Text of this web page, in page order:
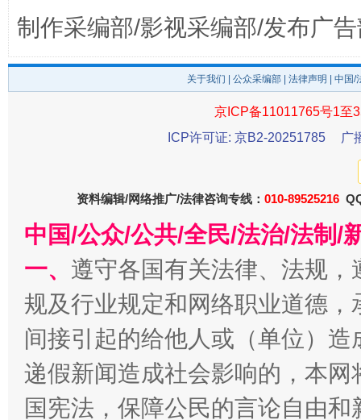
制作采编部/影视采编部/发布广
关于我们 公众采编部 法律声明 | 中国
京ICP备11011765号1至
ICP许可证: 京B2-20251785
广
资料编辑/网络推广/法律咨询专线： 010-89525216
中国/公众/公共/全民/法治/法制/
一、 遵守各国有关法律、法规
规及行业规定和网络职业道德
间接引起的给他人或（单位）
递假新闻造成社会影响的，本
国宪法，保障公民的言论自由